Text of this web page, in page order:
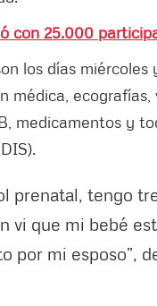
con 25.000
los días miércoles
médica,
medicamentos y
prenatal, tengo
vi que mi bebé
por mi esposo”,